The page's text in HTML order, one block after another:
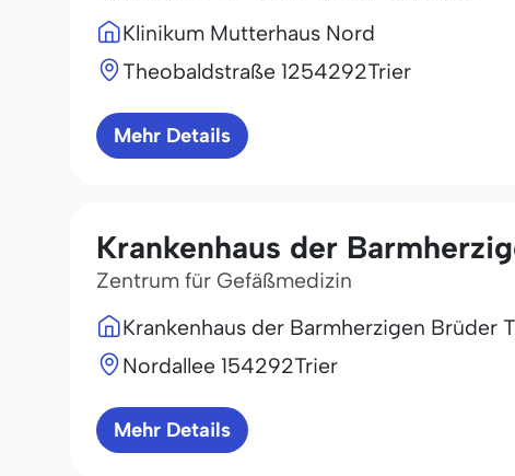
Klinikum Mutterhaus Nord
Theobaldstraße 1254292Trier
Mehr Details
Krankenhaus der
Zentrum für Gefäßmedizin
Krankenhaus der Barmherzigen Brüder
Nordallee 154292Trier
Mehr Details